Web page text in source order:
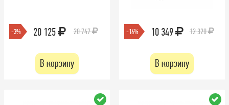
-3% 20 125 20 747
В корзину
-16% 10 349 12 320
В корзину